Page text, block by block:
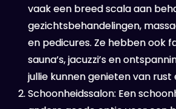
vaak een breed scala aan
gezichtsbehandelingen,
en pedicures. Ze hebben ook
sauna’s, jacuzzi’s en
jullie kunnen genieten van
Schoonheidssalon: Een